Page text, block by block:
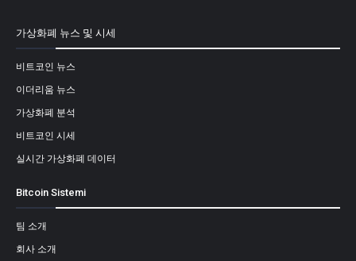
가상화폐 뉴스 및 시세
비트코인 뉴스
이더리움 뉴스
가상화폐 분석
비트코인 시세
실시간 가상화폐 데이터
Bitcoin Sistemi
팀 소개
회사 소개